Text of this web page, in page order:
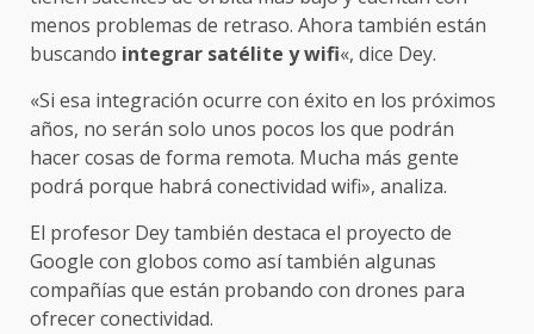
menos problemas de retraso. Ahora también están
buscando integrar satélite y wifi«, dice Dey.
«Si esa integración ocurre con éxito en los próximos
años, no serán solo unos pocos los que podrán
hacer cosas de forma remota. Mucha más gente
podrá porque habrá conectividad wifi», analiza.
El profesor Dey también destaca el proyecto de
Google con globos como así también algunas
compañías que están probando con drones para
ofrecer conectividad.